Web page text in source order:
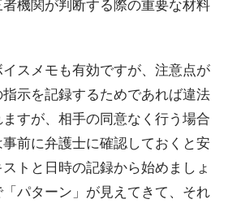
機関が判断する際の重要な材料
スメモも有効ですが、注意点が
示を記録するためであれば違法
すが、 相手の同意なく行う場合
前に弁護士に確認しておくと安
トと日時の記録から始めましょ
パターン」が見えてきて、それ